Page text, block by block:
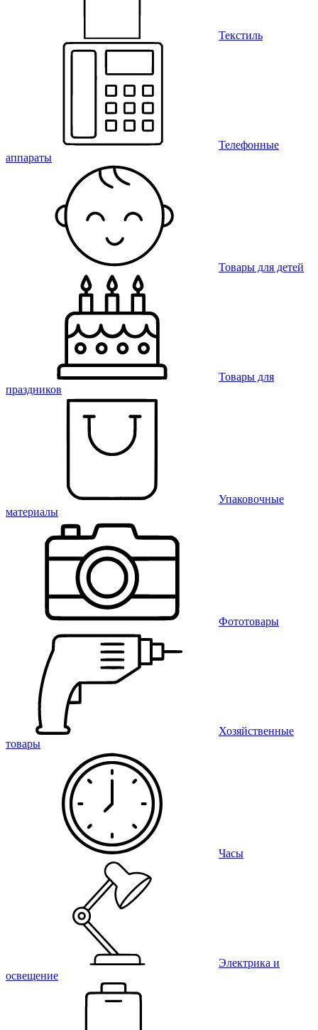
Текстиль
Телефонные
аппараты
Товары для детей
Товары для
праздников
Упаковочные
материалы
Фототовары
Хозяйственные
товары
Часы
Электрика и
освещение